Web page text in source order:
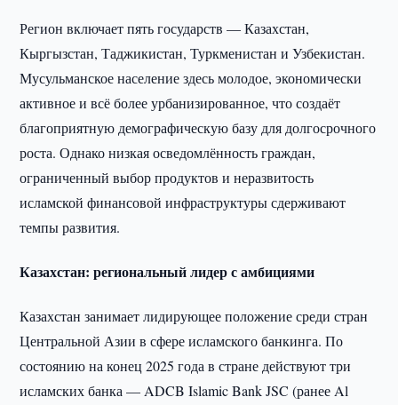
Регион включает пять государств — Казахстан,
Кыргызстан, Таджикистан, Туркменистан и Узбекистан.
Мусульманское население здесь молодое, экономически
активное и всё более урбанизированное, что создаёт
благоприятную демографическую базу для долгосрочного
роста. Однако низкая осведомлённость граждан,
ограниченный выбор продуктов и неразвитость
исламской финансовой инфраструктуры сдерживают
темпы развития.
Казахстан: региональный лидер с амбициями
Казахстан занимает лидирующее положение среди стран
Центральной Азии в сфере исламского банкинга. По
состоянию на конец 2025 года в стране действуют три
исламских банка — ADCB Islamic Bank JSC (ранее Al